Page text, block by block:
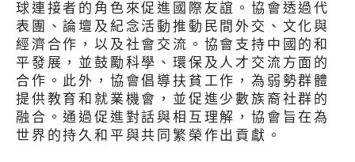
球連接者的角色來促進國際友誼。協會透過代
表團、論壇及紀念活動推動民間外交、文化與
經濟合作，以及社會交流。協會支持中國的和
平發展，並鼓勵科學、環保及人才交流方面的
合作。此外，協會倡導扶貧工作，為弱勢群體
提供教育和就業機會，並促進少數族裔社群的
融合。通過促進對話與相互理解，協會旨在為
世界的持久和平與共同繁榮作出貢獻。